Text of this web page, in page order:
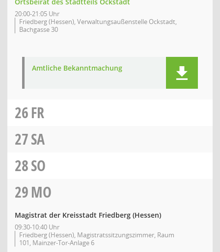
20:00-21:05 Uhr
Friedberg (Hessen), Verwaltungsaußenstelle Ockstadt,
Bachgasse 30
Amtliche Bekanntmachung
26FR
27SA
28SO
29MO
Magistrat der Kreisstadt Friedberg (Hessen)
09:30-10:40 Uhr
Friedberg (Hessen), Magistratssitzungszimmer, Raum
101, Mainzer-Tor-Anlage 6